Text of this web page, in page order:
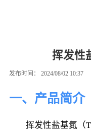
挥发性
发布时间： 2024/08/02 10:37
一、产品简介
挥发性盐基氮（